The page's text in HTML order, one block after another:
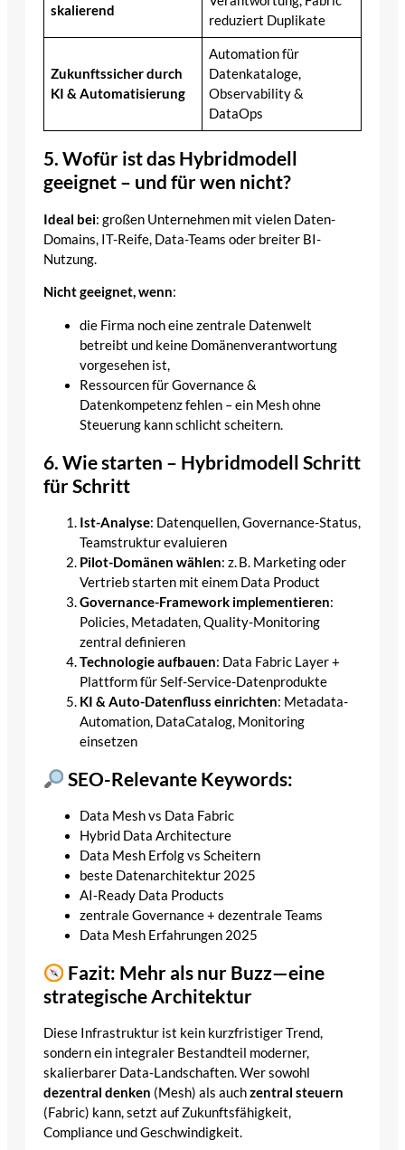
skalierend
reduziert Duplikate
Zukunftssicher durch
KI & Automatisierung
Automation für
Datenkataloge,
Observability &
DataOps
5. Wofür ist das Hybridmodell
geeignet – und für wen nicht?
Ideal bei: großen Unternehmen mit vielen Daten-
Domains, IT-Reife, Data-Teams oder breiter BI-
Nutzung.
Nicht geeignet, wenn:
die Firma noch eine zentrale Datenwelt
betreibt und keine Domänenverantwortung
vorgesehen ist,
Ressourcen für Governance &
Datenkompetenz fehlen – ein Mesh ohne
Steuerung kann schlicht scheitern.
6. Wie starten – Hybridmodell Schritt
für Schritt
Ist-Analyse: Datenquellen, Governance-Status,
Teamstruktur evaluieren
Pilot-Domänen wählen: z. B. Marketing oder
Vertrieb starten mit einem Data Product
Governance-Framework implementieren:
Policies, Metadaten, Quality-Monitoring
zentral definieren
Technologie aufbauen: Data Fabric Layer +
Plattform für Self-Service-Datenprodukte
KI & Auto-Datenfluss einrichten: Metadata-
Automation, DataCatalog, Monitoring
einsetzen
SEO-Relevante Keywords:
Data Mesh vs Data Fabric
Hybrid Data Architecture
Data Mesh Erfolg vs Scheitern
beste Datenarchitektur 2025
AI‑Ready Data Products
zentrale Governance + dezentrale Teams
Data Mesh Erfahrungen 2025
Fazit: Mehr als nur Buzz—eine
strategische Architektur
Diese Infrastruktur ist kein kurzfristiger Trend,
sondern ein integraler Bestandteil moderner,
skalierbarer Data-Landschaften. Wer sowohl
dezentral denken (Mesh) als auchzentral steuern
(Fabric) kann, setzt auf Zukunftsfähigkeit,
Compliance und Geschwindigkeit.